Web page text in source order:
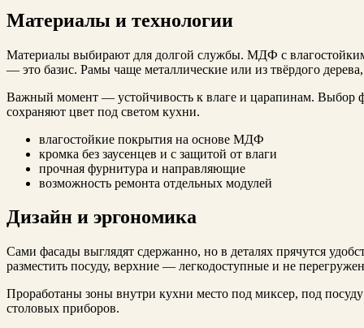
Материалы и технологии
Материалы выбирают для долгой службы. МДФ с
— это базис. Рамы чаще металлические или из твёрдого
Важный момент — устойчивость к влаге и царапинам. Выбор
сохраняют цвет под светом кухни.
влагостойкие покрытия на основе МДФ
кромка без заусенцев и с защитой от влаги
прочная фурнитура и направляющие
возможность ремонта отдельных модулей
Дизайн и эргономика
Сами фасады выглядят сдержанно, но в деталях прячутся
разместить посуду, верхние — легкодоступные и не
Проработаны зоны внутри кухни место под миксер, под
столовых приборов.